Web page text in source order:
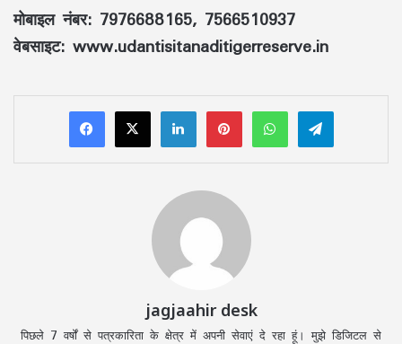
मोबाइल नंबर: 7976688165, 7566510937
वेबसाइट: www.udantisitanaditigerreserve.in
LinkedInPinterestWhatsAppTelegram
jagjaahir desk
पिछले 7 वर्षों से पत्रकारिता के क्षेत्र में अपनी सेवाएं दे रहा हूं। मुझे डिजिटल से